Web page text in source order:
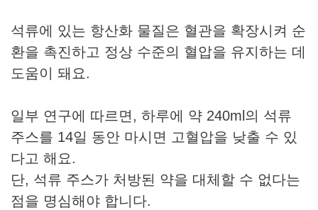
석류에 있는 항산화 물질은 혈관을 확장시켜 순
환을 촉진하고 정상 수준의 혈압을 유지하는 데
도움이 돼요.
일부 연구에 따르면, 하루에 약 240ml의 석류
주스를 14일 동안 마시면 고혈압을 낮출 수 있
다고 해요.
단, 석류 주스가 처방된 약을 대체할 수 없다는
점을 명심해야 합니다.